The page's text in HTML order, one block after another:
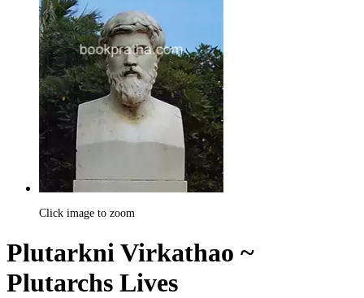
Click image to zoom
Plutarkni Virkathao ~
Plutarchs Lives